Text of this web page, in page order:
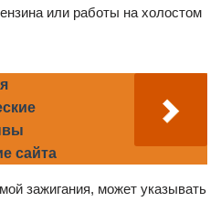
или работы на холостом
сайта
зажигания, может указывать